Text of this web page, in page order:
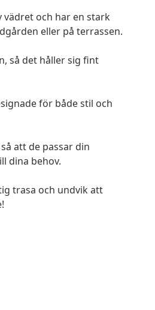
och har en stark
eller på terrassen.
så det håller sig fint
för både stil och
att de passar din
dina behov.
trasa och undvik att